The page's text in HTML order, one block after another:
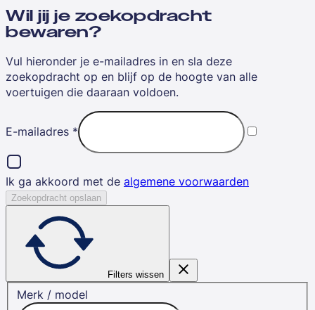
Wil jij je zoekopdracht
bewaren?
Vul hieronder je e-mailadres in en sla deze
zoekopdracht op en blijf op de hoogte van alle
voertuigen die daaraan voldoen.
E-mailadres *
Ik ga akkoord met de algemene voorwaarden
Zoekopdracht opslaan
Filters wissen
Merk / model